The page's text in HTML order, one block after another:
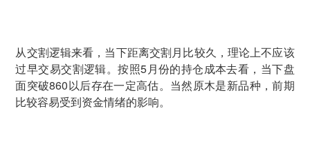
从交割逻辑来看，当下距离交割月比较久，理论上不应该
过早交易交割逻辑。按照5月份的持仓成本去看，当下盘
面突破860以后存在一定高估。当然原木是新品种，前期
比较容易受到资金情绪的影响。